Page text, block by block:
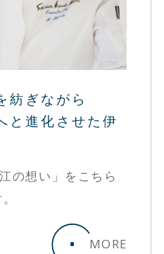
紡ぎながら
と進化させた伊
の想い」をこちら
MORE